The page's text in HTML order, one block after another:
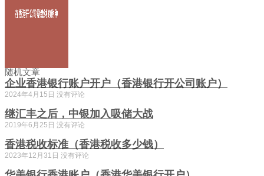
随机文章
企业香港银行账户开户（香港银行开公司账户）
2024年4月15日 没有评论
继汇丰之后，中银加入吸储大战
2019年6月25日 没有评论
香港税收标准（香港税收多少钱）
2023年12月31日 没有评论